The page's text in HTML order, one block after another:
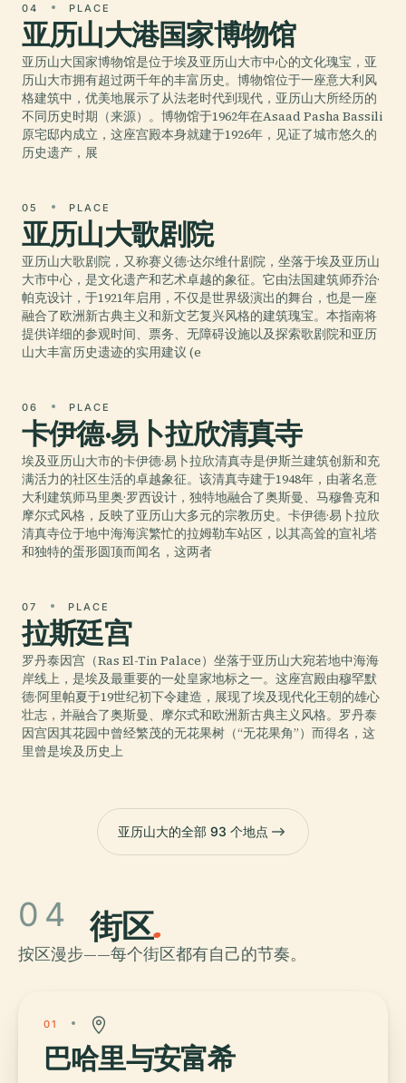
04 PLACE
亚历山大港国家博物馆
亚历山大国家博物馆是位于埃及亚历山大市中心的文化瑰宝，亚
历山大市拥有超过两千年的丰富历史。博物馆位于一座意大利风
格建筑中，优美地展示了从法老时代到现代，亚历山大所经历的
不同历史时期（来源）。博物馆于1962年在Asaad Pasha Bassili
原宅邸内成立，这座宫殿本身就建于1926年，见证了城市悠久的
历史遗产，展
05 PLACE
亚历山大歌剧院
亚历山大歌剧院，又称赛义德·达尔维什剧院，坐落于埃及亚历山
大市中心，是文化遗产和艺术卓越的象征。它由法国建筑师乔治·
帕克设计，于1921年启用，不仅是世界级演出的舞台，也是一座
融合了欧洲新古典主义和新文艺复兴风格的建筑瑰宝。本指南将
提供详细的参观时间、票务、无障碍设施以及探索歌剧院和亚历
山大丰富历史遗迹的实用建议 (e
06 PLACE
卡伊德·易卜拉欣清真寺
埃及亚历山大市的卡伊德·易卜拉欣清真寺是伊斯兰建筑创新和充
满活力的社区生活的卓越象征。该清真寺建于1948年，由著名意
大利建筑师马里奥·罗西设计，独特地融合了奥斯曼、马穆鲁克和
摩尔式风格，反映了亚历山大多元的宗教历史。卡伊德·易卜拉欣
清真寺位于地中海海滨繁忙的拉姆勒车站区，以其高耸的宣礼塔
和独特的蛋形圆顶而闻名，这两者
07 PLACE
拉斯廷宫
罗丹泰因宫（Ras El-Tin Palace）坐落于亚历山大宛若地中海海
岸线上，是埃及最重要的一处皇家地标之一。这座宫殿由穆罕默
德·阿里帕夏于19世纪初下令建造，展现了埃及现代化王朝的雄心
壮志，并融合了奥斯曼、摩尔式和欧洲新古典主义风格。罗丹泰
因宫因其花园中曾经繁茂的无花果树（“无花果角”）而得名，这
里曾是埃及历史上
亚历山大的全部 93 个地点
04 街区.
按区漫步——每个街区都有自己的节奏。
01
巴哈里与安富希